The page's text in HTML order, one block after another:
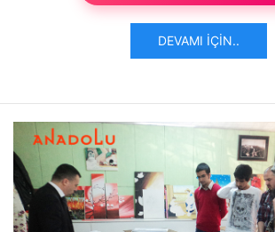
DEVAMI İÇIN..